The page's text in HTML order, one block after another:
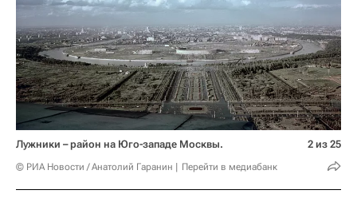
Лужники – район на Юго-западе Москвы.
© РИА Новости / Анатолий Гаранин Перейти в медиабанк
2 из 25